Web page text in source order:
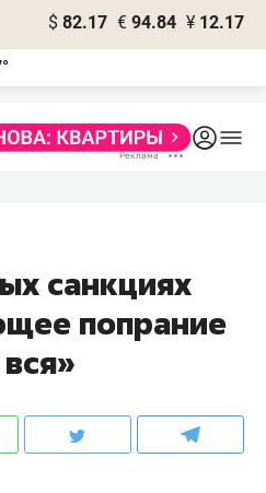
$ 82.17 € 94.84 ¥ 12.17
санкциях
попрание